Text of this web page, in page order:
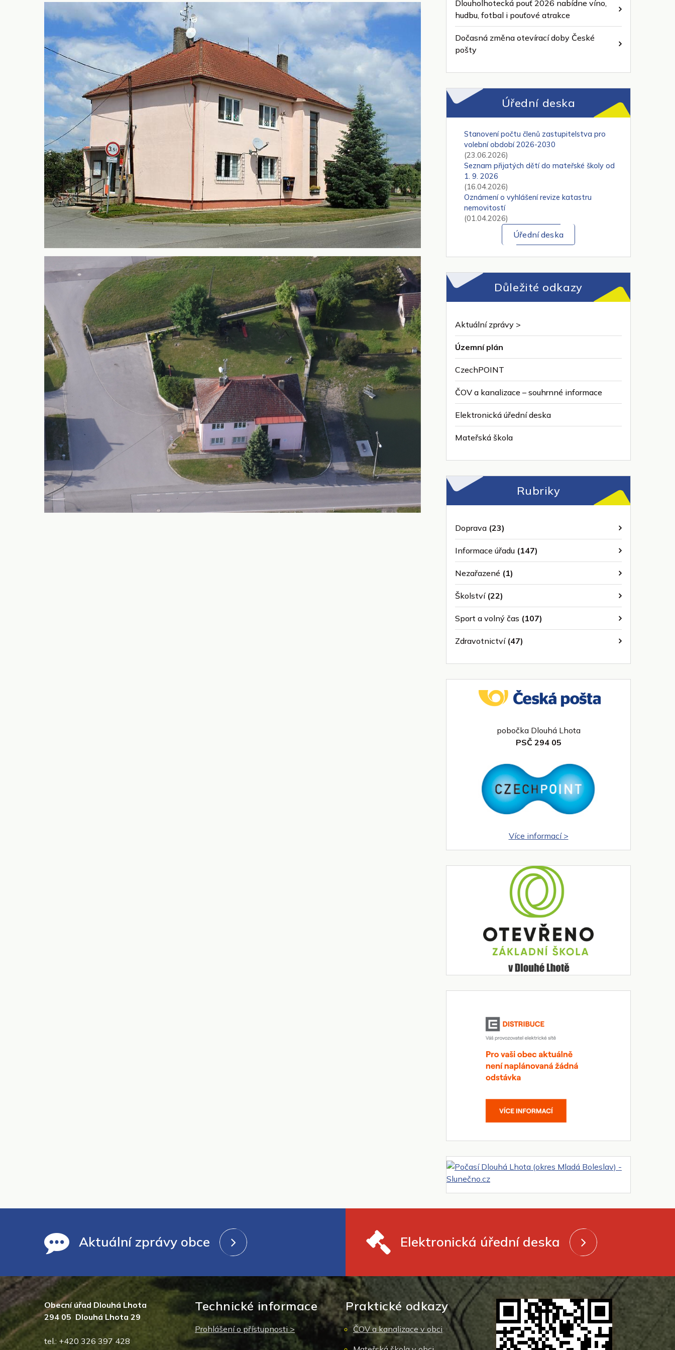
Dlouholhotecká pouť 2026 nabídne víno,
hudbu, fotbal i pouťové atrakce
Dočasná změna otevírací doby České
pošty
Úřední deska
Stanovení počtu členů zastupitelstva pro
volební období 2026-2030
(23.06.2026)
Seznam přijatých dětí do mateřské školy od
1. 9. 2026
(16.04.2026)
Oznámení o vyhlášení revize katastru
nemovitostí
(01.04.2026)
Úřední deska
Důležité odkazy
Aktuální zprávy >
Územní plán
CzechPOINT
ČOV a kanalizace – souhrnné informace
Elektronická úřední deska
Mateřská škola
Rubriky
Doprava (23)
Informace úřadu (147)
Nezařazené (1)
Školství(22)
Sport a volný čas (107)
Zdravotnictví(47)
pobočka Dlouhá Lhota
PSČ 294 05
Více informací >
Aktuální zprávy obce Elektronická úřední deska
Obecní úřad Dlouhá Lhota
294 05 Dlouhá Lhota 29
tel.: +420 326 397 428
Technické informace
Prohlášení o přístupnosti >
Praktické odkazy
ČOV a kanalizace v obci